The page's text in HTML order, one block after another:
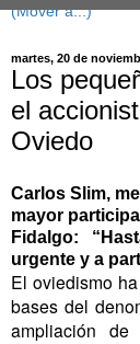
martes, 20 de
Los
el
Oviedo
Carlos Slim,
mayor
Fidalgo:
urgente y a
El oviedismo
bases del
ampliación